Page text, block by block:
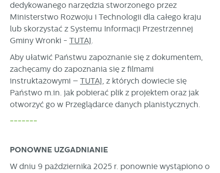
dedykowanego narzędzia stworzonego przez
Ministerstwo Rozwoju i Technologii dla całego kraju
lub skorzystać z Systemu Informacji Przestrzennej
Gminy Wronki - TUTAJ.
Aby ułatwić Państwu zapoznanie się z dokumentem,
zachęcamy do zapoznania się z filmami
instruktażowymi – TUTAJ, z których dowiecie się
Państwo m.in. jak pobierać plik z projektem oraz jak
otworzyć go w Przeglądarce danych planistycznych.
-------
PONOWNE UZGADNIANIE
W dniu 9 października 2025 r. ponownie wystąpiono o